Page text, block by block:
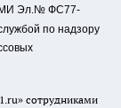
СМИ Эл.№ ФС77-
по надзору
сотрудниками